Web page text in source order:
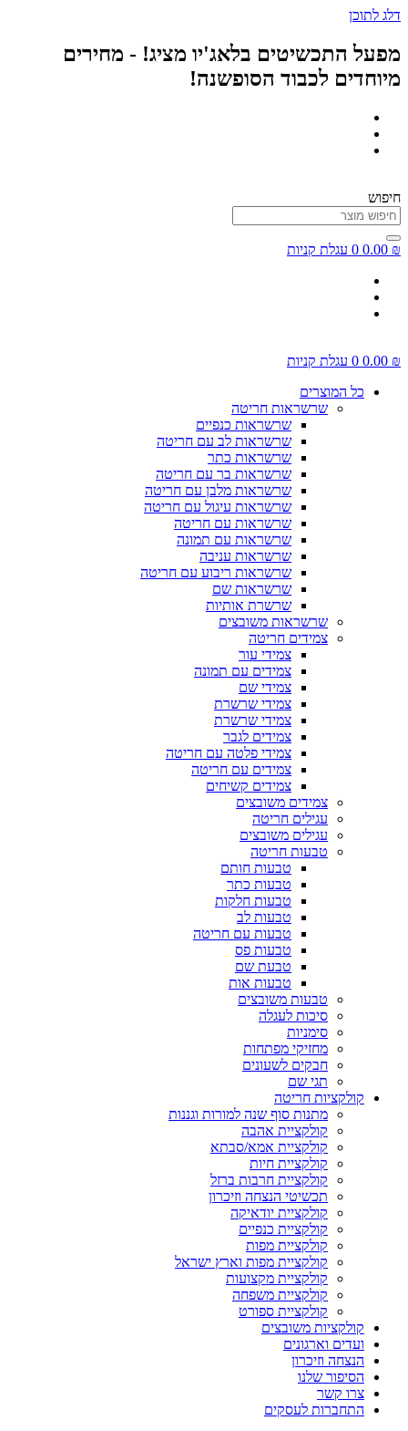
דלג לתוכן
מפעל התכשיטים בלאג'יו מציג! - מחירים
מיוחדים לכבוד הסופשנה!
חיפוש
0.00 ₪
0 עגלת קניות
0.00 ₪
0 עגלת קניות
כל המוצרים
שרשראות חריטה
שרשראות כנפיים
שרשראות לב עם חריטה
שרשראות כתר
שרשראות בר עם חריטה
שרשראות מלבן עם חריטה
שרשראות עיגול עם חריטה
שרשראות עם חריטה
שרשראות עם תמונה
שרשראות עניבה
שרשראות ריבוע עם חריטה
שרשראות שם
שרשרת אותיות
שרשראות משובצים
צמידים חריטה
צמידי עור
צמידים עם תמונה
צמידי שם
צמידי שרשרת
צמידי שרשרת
צמידים לגבר
צמידי פלטה עם חריטה
צמידים עם חריטה
צמידים קשיחים
צמידים משובצים
עגילים חריטה
עגילים משובצים
טבעות חריטה
טבעות חותם
טבעות כתר
טבעות חלקות
טבעות לב
טבעות עם חריטה
טבעות פס
טבעת שם
טבעות אות
טבעות משובצים
סיכות לעגלה
סימניות
מחזיקי מפתחות
חבקים לשעונים
תגי שם
קולקציות חריטה
מתנות סוף שנה למורות וגננות
קולקציית אהבה
קולקציית אמא/סבתא
קולקציית חיות
קולקציית חרבות ברזל
תכשיטי הנצחה וזיכרון
קולקציית יודאיקה
קולקציית כנפיים
קולקציית מפות
קולקציית מפות וארץ ישראל
קולקציית מקצועות
קולקציית משפחה
קולקציית ספורט
קולקציות משובצים
ועדים וארגונים
הנצחה וזיכרון
הסיפור שלנו
צרו קשר
התחברות לעסקים